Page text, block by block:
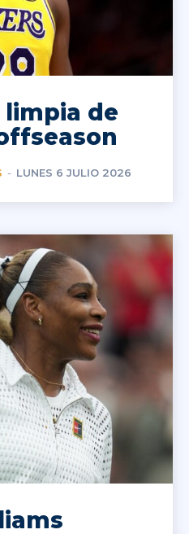
limpia de
- LUNES 6 JULIO 2026